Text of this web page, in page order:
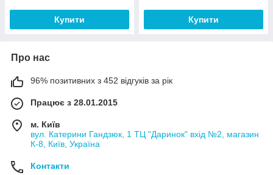
Купити Купити
Про нас
96% позитивних з 452 відгуків за рік
Працює з 28.01.2015
м. Київ
вул. Катерини Гандзюк, 1 ТЦ "Даринок" вхід №2, магазин
К-8, Київ, Україна
Контакти